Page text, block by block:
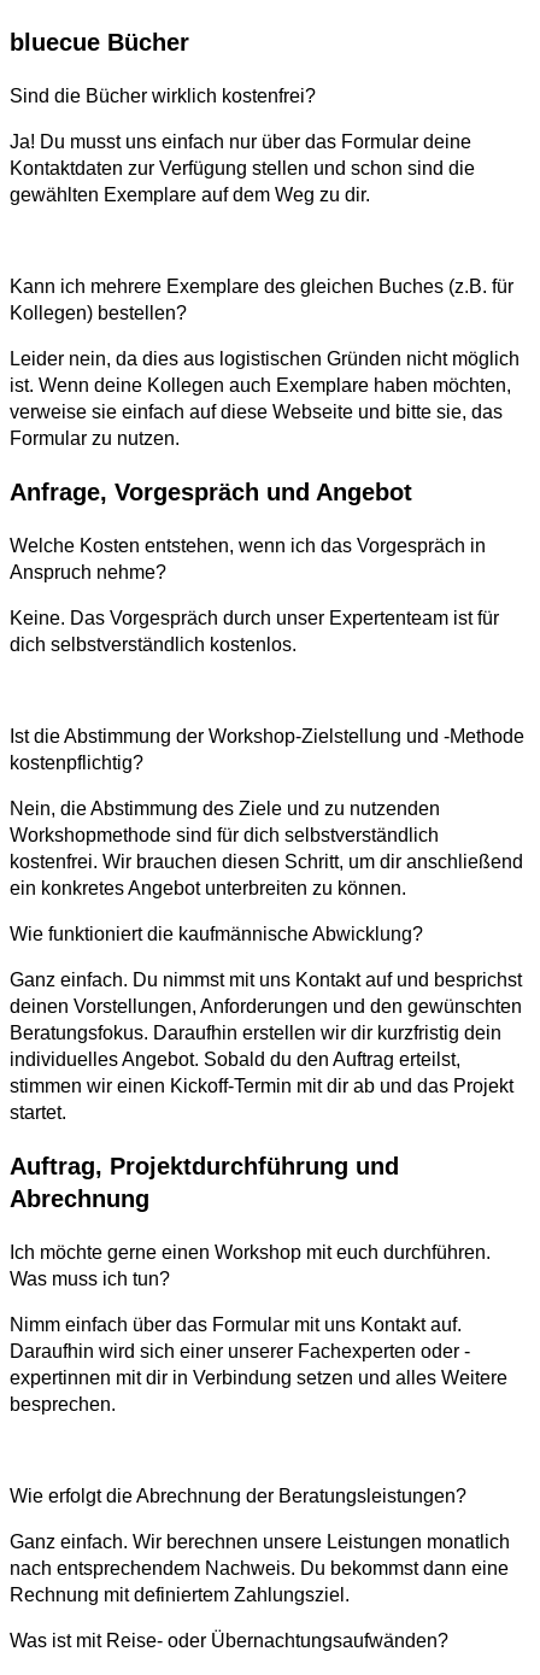
bluecue Bücher
Sind die Bücher wirklich kostenfrei?
Ja! Du musst uns einfach nur über das Formular deine
Kontaktdaten zur Verfügung stellen und schon sind die
gewählten Exemplare auf dem Weg zu dir.
Kann ich mehrere Exemplare des gleichen Buches (z.B. für
Kollegen) bestellen?
Leider nein, da dies aus logistischen Gründen nicht möglich
ist. Wenn deine Kollegen auch Exemplare haben möchten,
verweise sie einfach auf diese Webseite und bitte sie, das
Formular zu nutzen.
Anfrage, Vorgespräch und Angebot
Welche Kosten entstehen, wenn ich das Vorgespräch in
Anspruch nehme?
Keine. Das Vorgespräch durch unser Expertenteam ist für
dich selbstverständlich kostenlos.
Ist die Abstimmung der Workshop-Zielstellung und -Methode
kostenpflichtig?
Nein, die Abstimmung des Ziele und zu nutzenden
Workshopmethode sind für dich selbstverständlich
kostenfrei. Wir brauchen diesen Schritt, um dir anschließend
ein konkretes Angebot unterbreiten zu können.
Wie funktioniert die kaufmännische Abwicklung?
Ganz einfach. Du nimmst mit uns Kontakt auf und besprichst
deinen Vorstellungen, Anforderungen und den gewünschten
Beratungsfokus. Daraufhin erstellen wir dir kurzfristig dein
individuelles Angebot. Sobald du den Auftrag erteilst,
stimmen wir einen Kickoff-Termin mit dir ab und das Projekt
startet.
Auftrag, Projektdurchführung und
Abrechnung
Ich möchte gerne einen Workshop mit euch durchführen.
Was muss ich tun?
Nimm einfach über das Formular mit uns Kontakt auf.
Daraufhin wird sich einer unserer Fachexperten oder -
expertinnen mit dir in Verbindung setzen und alles Weitere
besprechen.
Wie erfolgt die Abrechnung der Beratungsleistungen?
Ganz einfach. Wir berechnen unsere Leistungen monatlich
nach entsprechendem Nachweis. Du bekommst dann eine
Rechnung mit definiertem Zahlungsziel.
Was ist mit Reise- oder Übernachtungsaufwänden?